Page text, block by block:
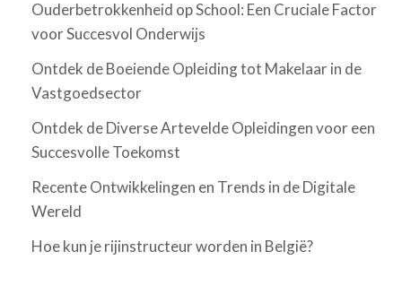
Ouderbetrokkenheid op School: Een Cruciale Factor
voor Succesvol Onderwijs
Ontdek de Boeiende Opleiding tot Makelaar in de
Vastgoedsector
Ontdek de Diverse Artevelde Opleidingen voor een
Succesvolle Toekomst
Recente Ontwikkelingen en Trends in de Digitale
Wereld
Hoe kun je rijinstructeur worden in België?